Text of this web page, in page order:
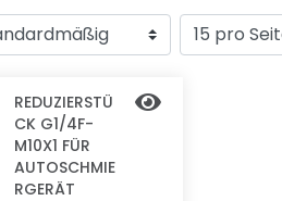
REDUZIERSTÜ
CK G1/4F-
M10X1 FÜR
AUTOSCHMIE
RGERÄT